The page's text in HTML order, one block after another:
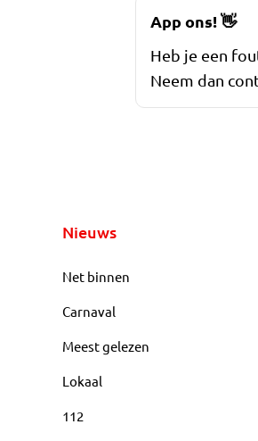
App ons!👋
Heb je een
Neem dan
Nieuws
Net binnen
Carnaval
Meest gelezen
Lokaal
112